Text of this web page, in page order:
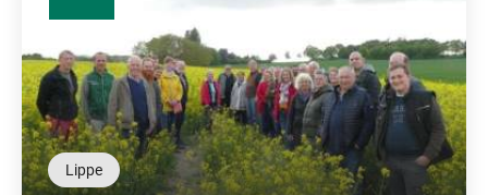
Lippe